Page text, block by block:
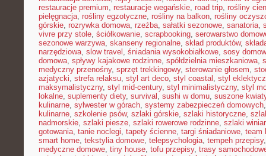
restauracje premium, restauracje wegańskie, road trip, rośliny
pielęgnacja, rośliny egzotyczne, rośliny na balkon, rośliny
górskie, rozrywka domowa, rzeźba, sałatki sezonowe, sanatoria,
vivre przy stole, ściółkowanie, scrapbooking, serowarstwo
sezonowe warzywa, skanseny regionalne, skład produktów,
narzędziowa, slow travel , śniadania wysokobiałkowe, sosy
domowa, spływy kajakowe rodzinne, spółdzielnia mieszkaniowa,
medyczny przenośny, sprzęt trekkingowy, sterowanie głosem,
azjatycki, strefa relaksu, styl art deco, styl coastal , styl
maksymalistyczny, styl mid-century, styl minimalistyczny, styl
lokalne, suplementy diety, survival , sushi w domu, suszone
kulinarne, sylwester w górach, systemy zabezpieczeń domowych
kulinarne, szkolenie psów, szlaki górskie, szlaki historyczne,
nadmorskie, szlaki piesze, szlaki rowerowe rodzinne, szlaki
gotowania, tanie noclegi, tapety ścienne, targi śniadaniowe, team
smart home, tekstylia domowe, telepsychologia, tempeh przepisy
medyczne domowe, tiny house, tofu przepisy, trasy